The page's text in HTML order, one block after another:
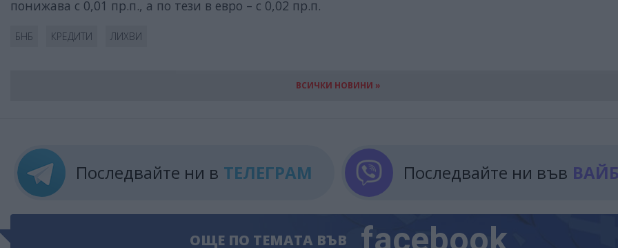
понижава с 0,01 пр.п., а по тези в евро – с 0,02 пр.п.
БНБ КРЕДИТИ ЛИХВИ
ВСИЧКИ НОВИНИ »
Последвайте ни в ТЕЛЕГРАМ Последвайте ни във
ОЩЕ ПО ТЕМАТА ВЪВ facebook